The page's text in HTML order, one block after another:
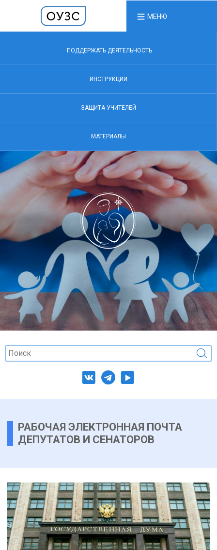
МЕНЮ
ПОДДЕРЖАТЬ ДЕЯТЕЛЬНОСТЬ
ИНСТРУКЦИИ
ЗАЩИТА УЧИТЕЛЕЙ
МАТЕРИАЛЫ
РАБОЧАЯ ЭЛЕКТРОННАЯ ПОЧТА
ДЕПУТАТОВ И СЕНАТОРОВ